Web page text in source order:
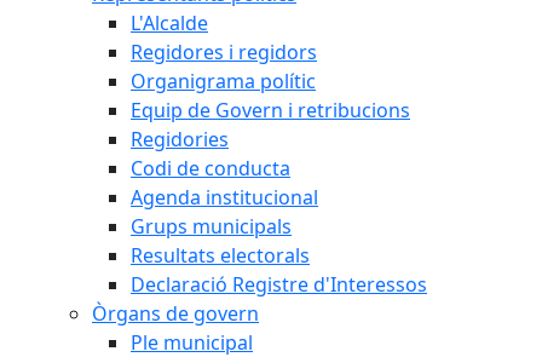
L'Alcalde
Regidores i regidors
Organigrama polític
Equip de Govern i retribucions
Regidories
Codi de conducta
Agenda institucional
Grups municipals
Resultats electorals
Declaració Registre d'Interessos
Òrgans de govern
Ple municipal